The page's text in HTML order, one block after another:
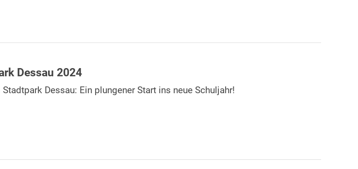
Dessau 2024
Dessau: Ein plungener Start ins neue Schuljahr!